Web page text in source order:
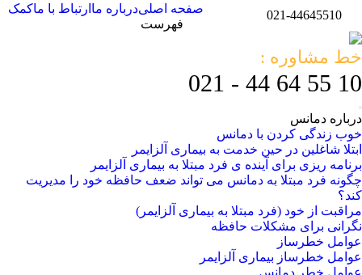
021-44645510
صفحه اصلیدرباره ما ارتباط با ماکمک
فهرست
خط مشاوره :
10 55 64 44 - 021
درباره دمانس
خوب زندگی کردن با دمانس
ابتلا شاغلین در حین خدمت به بیماری آلزایمر
برنامه ریزی برای آینده ی فرد مبتلا به بیماری آلزایمر
چگونه فرد مبتلا به دمانس می تواند ضعف حافظه خود را مدیریت
کند؟
مراقبت از خود (فرد مبتلا به بیماری آلزایمر)
نگرانی برای مشکلات حافظه
عوامل خطرساز
عوامل خطرساز بیماری آلزایمر
عوامل خطر دمانس